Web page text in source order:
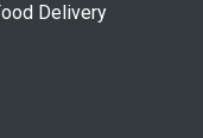
Delivery